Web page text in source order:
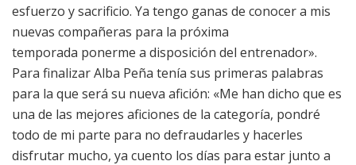
esfuerzo y sacrificio. Ya tengo ganas de conocer a mis
nuevas compañeras para la próxima
temporada ponerme a disposición del entrenador».
Para finalizar Alba Peña tenía sus primeras palabras
para la que será su nueva afición: «Me han dicho que es
una de las mejores aficiones de la categoría, pondré
todo de mi parte para no defraudarles y hacerles
disfrutar mucho, ya cuento los días para estar junto a